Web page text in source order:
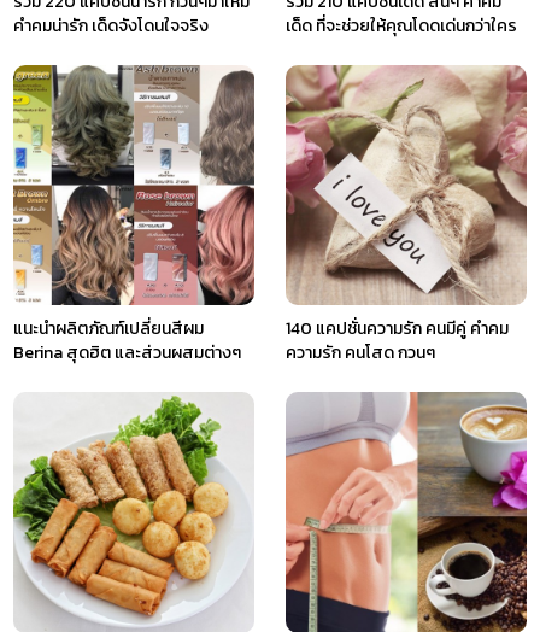
คำคมน่ารัก เด็ดจังโดนใจจริง
เด็ด ที่จะช่วยให้คุณโดดเด่นกว่าใคร
แนะนำผลิตภัณฑ์เปลี่ยนสีผม
Berina สุดฮิต และส่วนผสมต่างๆ
140 แคปชั่นความรัก คนมีคู่ คำคม
ความรัก คนโสด กวนๆ